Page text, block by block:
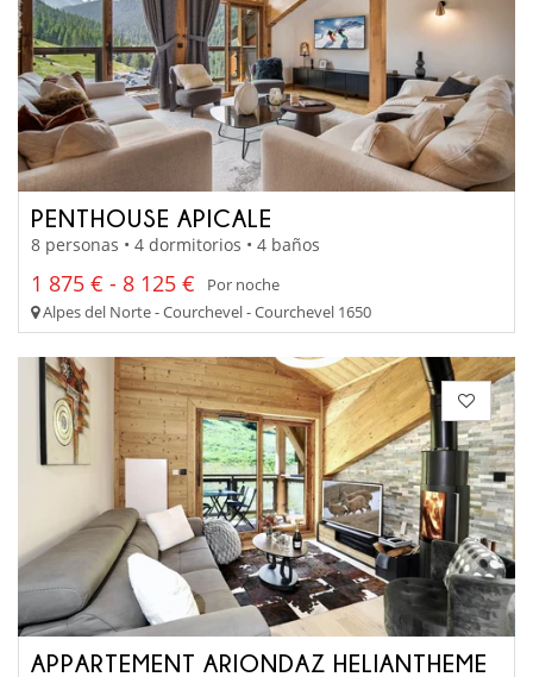
PENTHOUSE APICALE
8 personas • 4 dormitorios • 4 baños
1 875 € - 8 125 €
Por noche
Alpes del Norte - Courchevel - Courchevel 1650
APPARTEMENT ARIONDAZ HELIANTHEME